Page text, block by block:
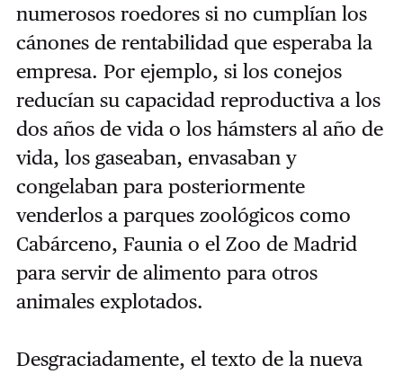
numerosos roedores si no cumplían los
cánones de rentabilidad que esperaba la
empresa. Por ejemplo, si los conejos
reducían su capacidad reproductiva a los
dos años de vida o los hámsters al año de
vida, los gaseaban, envasaban y
congelaban para posteriormente
venderlos a parques zoológicos como
Cabárceno, Faunia o el Zoo de Madrid
para servir de alimento para otros
animales explotados.
Desgraciadamente, el texto de la nueva